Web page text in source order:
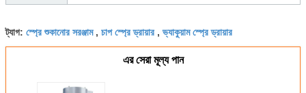
ট্যাগ: স্প্রে শুকানোর সরঞ্জাম, চাপ স্প্রে ড্রায়ার ,ভ্যাকুয়াম স্প্রে ড্রায়ার
এর সেরা মূল্য পান